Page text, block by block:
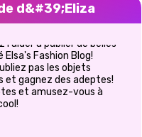
d&#39;Eliza
l'aider à publier de belles
Fashion Blog!
pas les objets
et gagnez des adeptes!
et amusez-vous à